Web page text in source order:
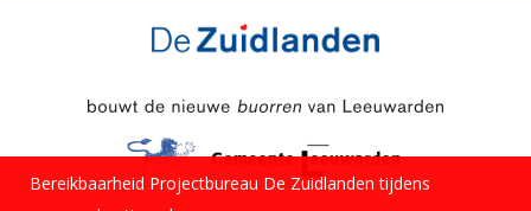
Bereikbaarheid Projectbureau De Zuidlanden tijdens